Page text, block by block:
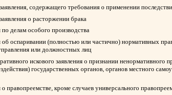
содержащего требования о применении
о расторжении брака
по делам особого производства
об оспаривании (полностью или частично) нормативных
или должностных лиц
искового заявления о признании ненормативного
государственных органов, органов местного
о правопреемстве, кроме случаев универсального